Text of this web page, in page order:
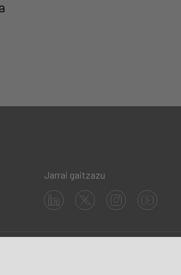
Jarrai gaitzazu